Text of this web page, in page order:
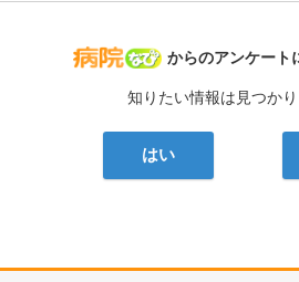
病院なび
からのアンケート
知りたい情報は見つか
はい